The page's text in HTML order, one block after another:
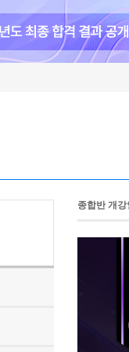
종합반 개강